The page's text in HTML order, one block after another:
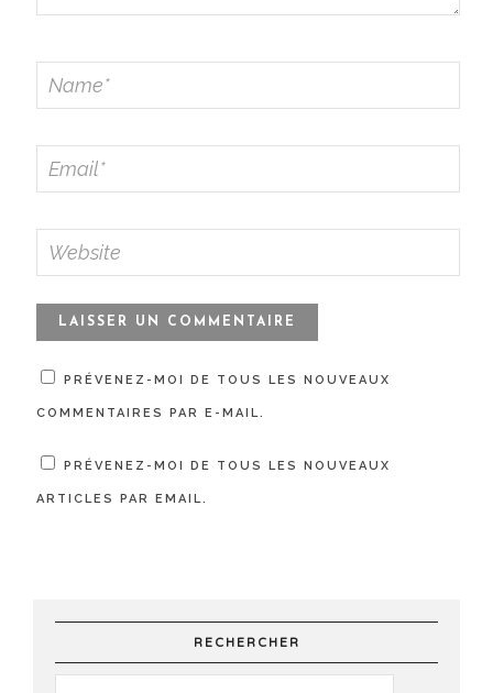
PRÉVENEZ-MOI DE TOUS LES NOUVEAUX
COMMENTAIRES PAR E-MAIL.
PRÉVENEZ-MOI DE TOUS LES NOUVEAUX
ARTICLES PAR EMAIL.
RECHERCHER